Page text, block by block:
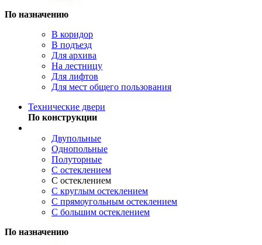
По назначению
В коридор
В подъезд
Для архива
На лестницу
Для лифтов
Для мест общего пользования
Технические двери
По конструкции
Двупольные
Однопольные
Полуторные
С остеклением
С остеклением
С круглым остеклением
С прямоугольным остеклением
С большим остеклением
По назначению